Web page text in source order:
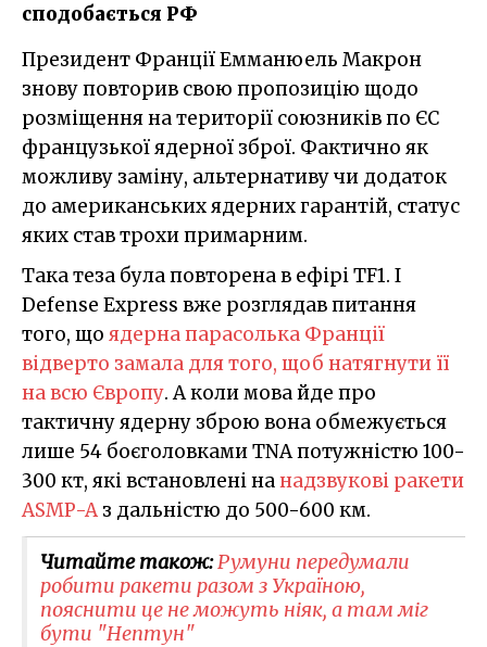
сподобається РФ
Президент Франції Емманюель Макрон
знову повторив свою пропозицію щодо
розміщення на території союзників по ЄС
французької ядерної зброї. Фактично як
можливу заміну, альтернативу чи додаток
до американських ядерних гарантій, статус
яких став трохи примарним.
Така теза була повторена в ефірі TF1. І
Defense Express вже розглядав питання
того, що ядерна парасолька Франції
відверто замала для того, щоб натягнути її
на всю Європу. А коли мова йде про
тактичну ядерну зброю вона обмежується
лише 54 боєголовками TNA потужністю 100-
300 кт, які встановлені нанадзвукові ракети
ASMP-A з дальністю до 500-600 км.
Читайте також:Румуни передумали
робити ракети разом з Україною,
пояснити це не можуть ніяк, а там міг
бути "Нептун"